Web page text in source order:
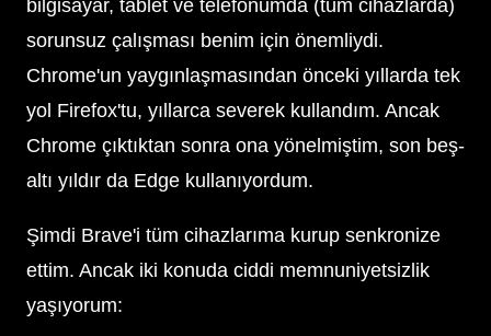
bilgisayar, tablet ve telefonumda (tüm cihazlarda)
sorunsuz çalışması benim için önemliydi.
Chrome'un yaygınlaşmasından önceki yıllarda tek
yol Firefox'tu, yıllarca severek kullandım. Ancak
Chrome çıktıktan sonra ona yönelmiştim, son beş-
altı yıldır da Edge kullanıyordum.
Şimdi Brave'i tüm cihazlarıma kurup senkronize
ettim. Ancak iki konuda ciddi memnuniyetsizlik
yaşıyorum: